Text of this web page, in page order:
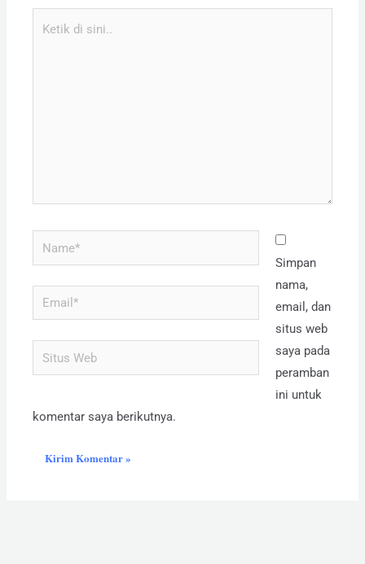
Name*
Email*
Situs
Web
Simpan
nama,
email, dan
situs web
saya pada
peramban
ini untuk
komentar saya berikutnya.